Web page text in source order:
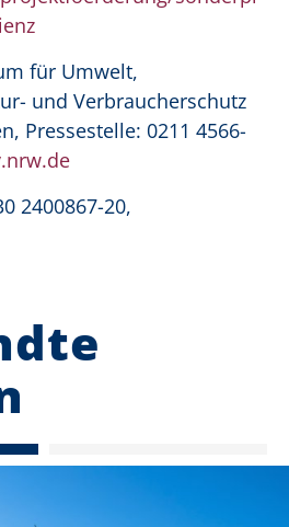
für Umwelt,
und Verbraucherschutz
Pressestelle: 0211 4566-
2400867-20,